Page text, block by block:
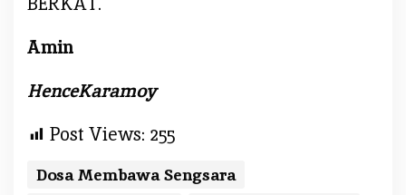
Amin
HenceKaramoy
Post Views: 255
Dosa Membawa Sengsara